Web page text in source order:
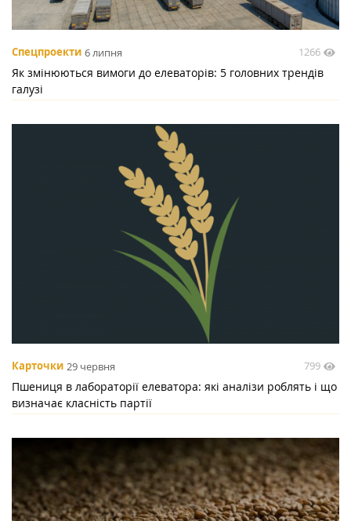
Спецпроекти 6 липня 1266
Як змінюються вимоги до елеваторів: 5 головних трендів
галузі
Карточки 29 червня 799
Пшениця в лабораторії елеватора: які аналізи роблять і що
визначає класність партії